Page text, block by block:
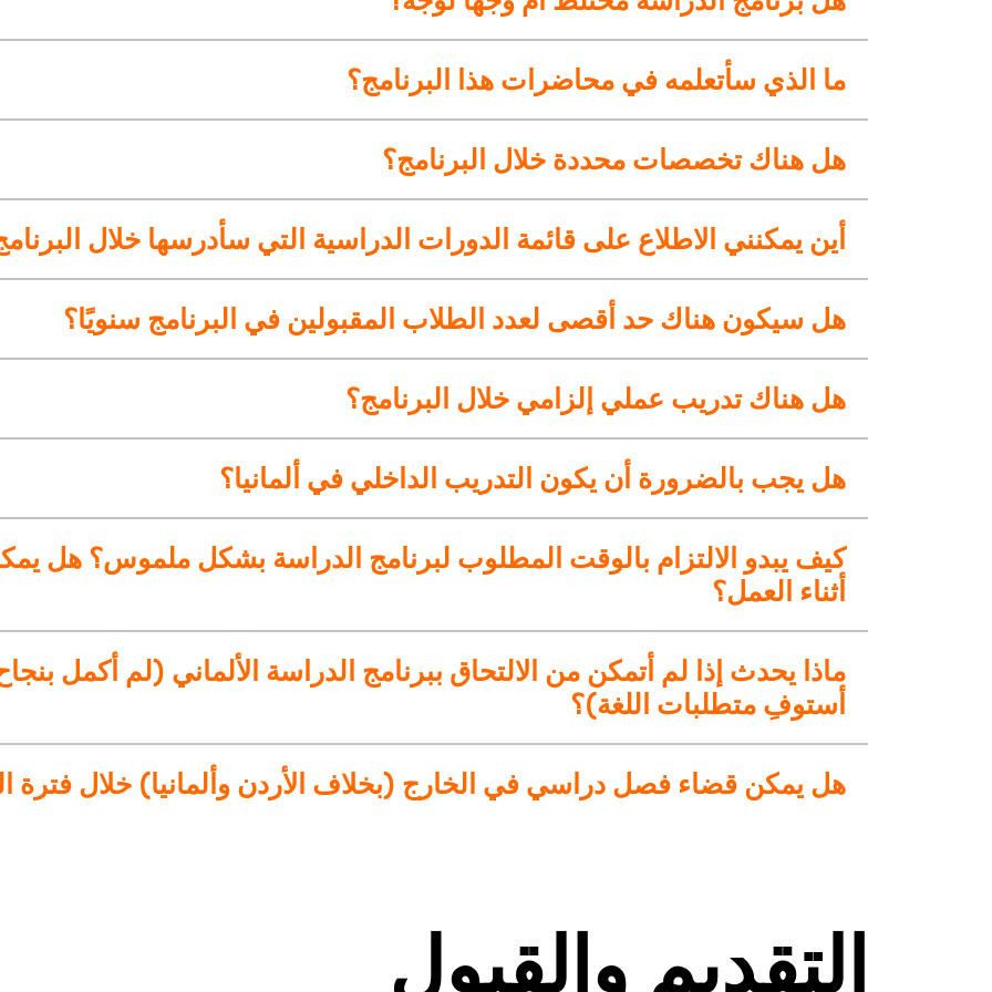
ما الذي سأتعلمه في محاضرات هذا البرنامج؟
هل هناك تخصصات محددة خلال البرنامج؟
أين يمكنني الاطلاع على قائمة الدورات الدراسية التي سأدرسها خلال
هل سيكون هناك حد أقصى لعدد الطلاب المقبولين في البرنامج سنويًا؟
هل هناك تدريب عملي إلزامي خلال البرنامج؟
هل يجب بالضرورة أن يكون التدريب الداخلي في ألمانيا؟
كيف يبدو الالتزام بالوقت المطلوب لبرنامج الدراسة بشكل ملموس؟ هل
أثناء العمل؟
ماذا يحدث إذا لم أتمكن من الالتحاق ببرنامج الدراسة الألماني (لم أكمل
أستوفِ متطلبات اللغة)؟
هل يمكن قضاء فصل دراسي في الخارج (بخلاف الأردن وألمانيا) خلال فترة
التقديم والقبول